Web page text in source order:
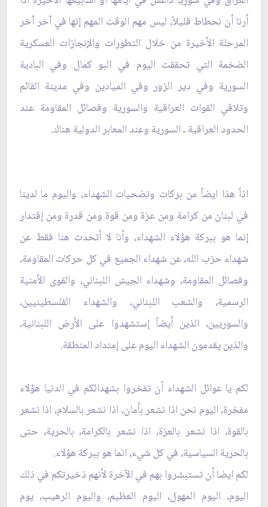
أرنا أن نحطاط قليلاً، ليس مهم الوقت المهم إنها في ‏آخر آخر
المرحلة الأخيرة من خلال التطورات والإنجازات العسكرية
الضخمة التي تحققت اليوم في البو كمال ‏وفي البادية
السورية وفي دير الزور وفي الميادين وفي مدينة القائم
وتلاقي القوات العراقية والسورية وفصائل ‏المقاومة عند
الحدود العراقية ـ السورية وعند المعابر الدولية هناك.‏
اذاً هذا ايضاً من بركات وتضحيات الشهداء، واليوم ما لدينا
في لبنان من كرامة ومن عزة ومن قوة ومن قدرة ومن ‏إقتدار
إنما هو ببركة هؤلاء الشهداء، وأنا لا أتحدث هنا فقط عن
شهداء حزب الله، عن شهداء الجميع في كل ‏حركات المقاومة،
وفصائل المقاومة، وشهداء الجيش اللبناني، والقوى الأمنية
الرسمية، والشعب اللبناني، ‏والشهداء الفلسطينيين،
والسوريين، الذين أيضاً إستشهدوا على الأرض اللبنانية،
والذين يقدمون الشهداء اليوم على ‏إمتداد المنطقة. ‏
لكم يا عوائل الشهداء أن تفخروا بشهدائكم في الدنيا هؤلاء
مفخرة، اليوم نحن اذا نشعر بأمان، اذا نشعر بالسلام، ‏اذا نشعر
بالقوة، اذا نشعر بالعزة، اذا نشعر بالكرامة، بالحرية، حتى
بالحرية السياسية، في كل شيء، انما هو ‏ببركة هؤلاء.‏
لكم ايضا أن تستبشروا بهم في الآخرة لأنهم ذخيرتكم في ذلك
اليوم، اليوم المهول، اليوم العظيم، واليوم الرهيب، ‏يوم